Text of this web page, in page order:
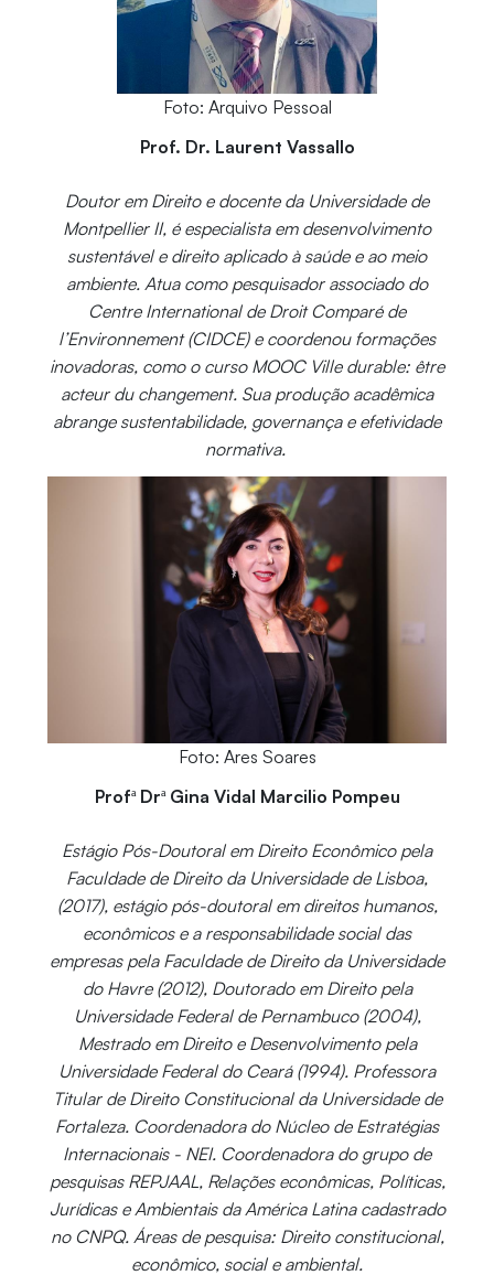
Foto: Arquivo Pessoal
Prof. Dr. Laurent Vassallo
Doutor em Direito e docente da Universidade de
Montpellier II, é especialista em desenvolvimento
sustentável e direito aplicado à saúde e ao meio
ambiente. Atua como pesquisador associado do
Centre International de Droit Comparé de
l’Environnement (CIDCE) e coordenou formações
inovadoras, como o curso MOOC Ville durable: être
acteur du changement. Sua produção acadêmica
abrange sustentabilidade, governança e efetividade
normativa.
Foto: Ares Soares
Profª Drª Gina Vidal Marcilio Pompeu
Estágio Pós-Doutoral em Direito Econômico pela
Faculdade de Direito da Universidade de Lisboa,
(2017), estágio pós-doutoral em direitos humanos,
econômicos e a responsabilidade social das
empresas pela Faculdade de Direito da Universidade
do Havre (2012), Doutorado em Direito pela
Universidade Federal de Pernambuco (2004),
Mestrado em Direito e Desenvolvimento pela
Universidade Federal do Ceará (1994). Professora
Titular de Direito Constitucional da Universidade de
Fortaleza. Coordenadora do Núcleo de Estratégias
Internacionais - NEI. Coordenadora do grupo de
pesquisas REPJAAL, Relações econômicas, Políticas,
Jurídicas e Ambientais da América Latina cadastrado
no CNPQ. Áreas de pesquisa: Direito constitucional,
econômico, social e ambiental.